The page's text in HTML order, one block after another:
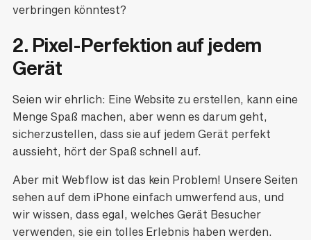
verbringen könntest?
2. Pixel-Perfektion auf jedem
Gerät
Seien wir ehrlich: Eine Website zu erstellen, kann eine
Menge Spaß machen, aber wenn es darum geht,
sicherzustellen, dass sie auf jedem Gerät perfekt
aussieht, hört der Spaß schnell auf.
Aber mit Webflow ist das kein Problem! Unsere Seiten
sehen auf dem iPhone einfach umwerfend aus, und
wir wissen, dass egal, welches Gerät Besucher
verwenden, sie ein tolles Erlebnis haben werden.